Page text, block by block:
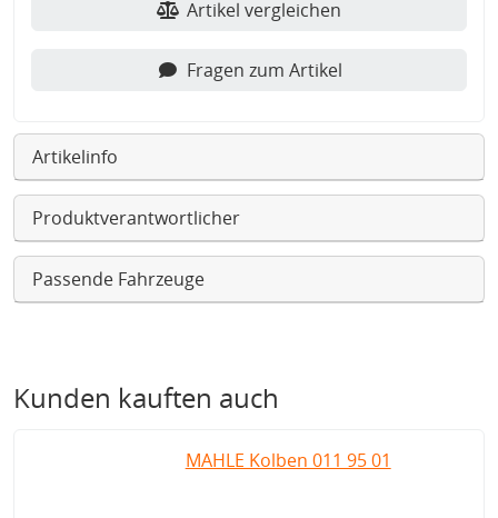
Artikel vergleichen
Fragen zum Artikel
Artikelinfo
Produktverantwortlicher
Passende Fahrzeuge
Kunden kauften auch
MAHLE Kolben 011 95 01